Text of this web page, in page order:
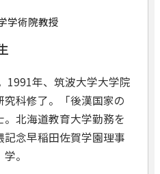
学術院教授
1991年、筑波大学大学院
科修了。「後漢国家の
北海道教育大学勤務を
念早稲田佐賀学園理事
。